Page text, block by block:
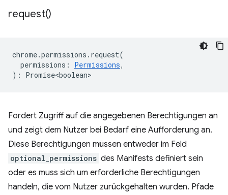
request()
chrome.permissions . request(
permissions : Permissions,
) : Promise<boolean>
Fordert Zugriff auf die angegebenen Berechtigungen an
und zeigt dem Nutzer bei Bedarf eine Aufforderung an.
Diese Berechtigungen müssen entweder im Feld
optional_permissions des Manifests definiert sein
oder es muss sich um erforderliche Berechtigungen
handeln, die vom Nutzer zurückgehalten wurden. Pfade